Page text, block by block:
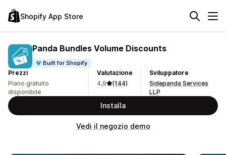
Shopify App Store
Panda Bundles Volume Discounts
Built for Shopify
Prezzi
Piano gratuito
disponibile
Valutazione
4,9
(144)
Sviluppatore
Sidepanda Services
LLP
Installa
Vedi il negozio demo